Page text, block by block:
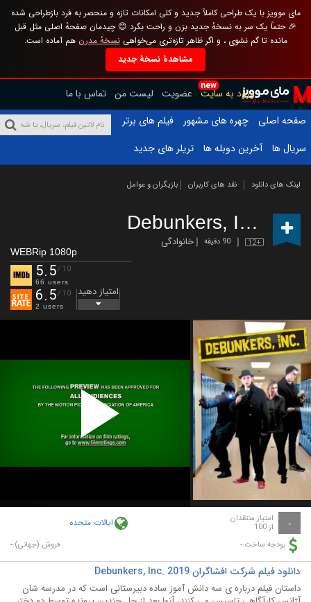
مای موویز با یک طراحی کاملاً جدید و کلی امکانات تازه و منحصر به فرد بازطراحی شده
🎉 حتماً یک سر به نسخهٔ جدید بزن و راحت بگرد 😊 چیدمان صفحهٔ اصلی مثل قبل
مانده تا گم نشوی ، و اگر ظاهر تازه‌تری می‌خواهینسخهٔ مدرن هم آماده است.
مشاهدهٔ نسخهٔ جدید
new
ورود به سایت عضویت لیست من تماس با ما
صفحه اصلی
چهره های مشهور
فیلم های برتر
سریال ها
آخرین دوبله ها تریلر های جدید
لینک های دانلود نقد های کاربران بازیگران و عوامل
Debunkers, Inc.
12+ 90 دقیقه خانوادگی
WEBRip 1080p
5.5/10
66 users
6.5/10
2 users
امتیاز دهید
Play
Video
- امتیاز منتقدان
از 100 ایالات متحده
بودجه ساخت:- فروش (جهانی):-
دانلود فیلم شرکت افشاگران Debunkers, Inc. 2019
داستان فیلم درباره ی سه دانش آموز ساده دبیرستانی است که در مدرسه شان